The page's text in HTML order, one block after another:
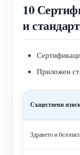
10
и стандарт
Приложен
Съществени
Здравето и